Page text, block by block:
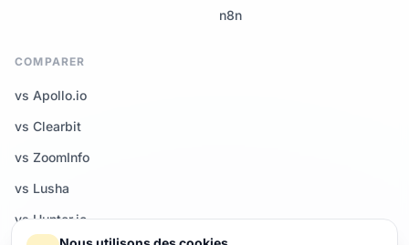
n8n
COMPARER
vs Apollo.io
vs Clearbit
vs ZoomInfo
vs Lusha
vs Hunter.io